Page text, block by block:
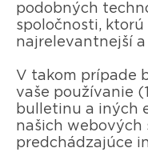
podobných
spoločnosti,
najrelevantnejší
V takom prípade
vaše používanie
bulletinu a iných
našich webových
predchádzajúce